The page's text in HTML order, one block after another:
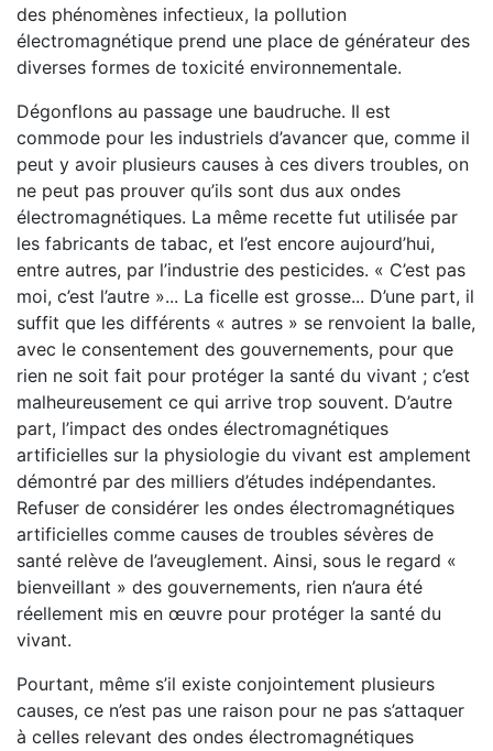
des phénomènes infectieux, la pollution
électromagnétique prend une place de générateur des
diverses formes de toxicité environnementale.
Dégonflons au passage une baudruche. Il est
commode pour les industriels d’avancer que, comme il
peut y avoir plusieurs causes à ces divers troubles, on
ne peut pas prouver qu’ils sont dus aux ondes
électromagnétiques. La même recette fut utilisée par
les fabricants de tabac, et l’est encore aujourd’hui,
entre autres, par l’industrie des pesticides. « C’est pas
moi, c’est l’autre »... La ficelle est grosse... D’une part, il
suffit que les différents « autres » se renvoient la balle,
avec le consentement des gouvernements, pour que
rien ne soit fait pour protéger la santé du vivant ; c’est
malheureusement ce qui arrive trop souvent. D’autre
part, l’impact des ondes électromagnétiques
artificielles sur la physiologie du vivant est amplement
démontré par des milliers d’études indépendantes.
Refuser de considérer les ondes électromagnétiques
artificielles comme causes de troubles sévères de
santé relève de l’aveuglement. Ainsi, sous le regard «
bienveillant » des gouvernements, rien n’aura été
réellement mis en œuvre pour protéger la santé du
vivant.
Pourtant, même s’il existe conjointement plusieurs
causes, ce n’est pas une raison pour ne pas s’attaquer
à celles relevant des ondes électromagnétiques